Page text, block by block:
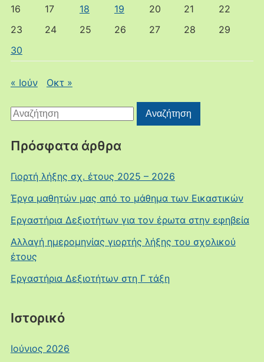
16
17 18 19 20 21
22
23
24 25 26 27 28
29
30
« Ιούν Οκτ »
Αναζήτηση
για:
Αναζήτηση
Πρόσφατα άρθρα
Γιορτή λήξης σχ. έτους 2025 – 2026
Έργα μαθητών μας από το μάθημα των Εικαστικών
Εργαστήρια Δεξιοτήτων για τον έρωτα στην εφηβεία
Αλλαγή ημερομηνίας γιορτής λήξης του σχολικού
έτους
Εργαστήρια Δεξιοτήτων στη Γ τάξη
Ιστορικό
Ιούνιος 2026